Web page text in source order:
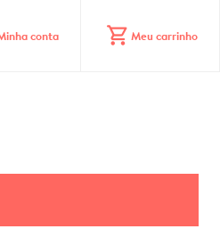
conta shopping_cart Meu carrinho